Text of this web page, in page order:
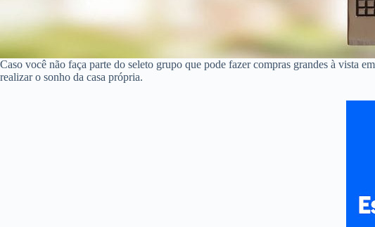
Caso você não faça parte do seleto grupo que pode fazer compras grandes à vista
realizar o sonho da casa própria.